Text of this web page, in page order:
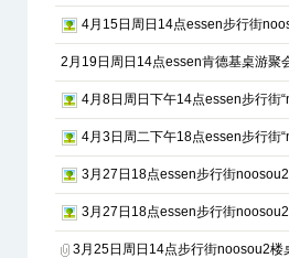
4月15日周日14点essen步行街
2月19日周日14点essen肯德基桌游聚
4月8日周日下午14点essen步行街
4月3日周二下午18点essen步行街
3月27日18点essen步行街noosou2
3月27日18点essen步行街noosou2
3月25日周日14点步行街noosou2楼